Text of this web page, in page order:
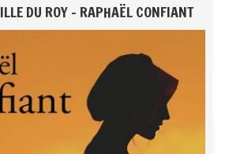
DU ROY - RAPHAËL CONFIANT